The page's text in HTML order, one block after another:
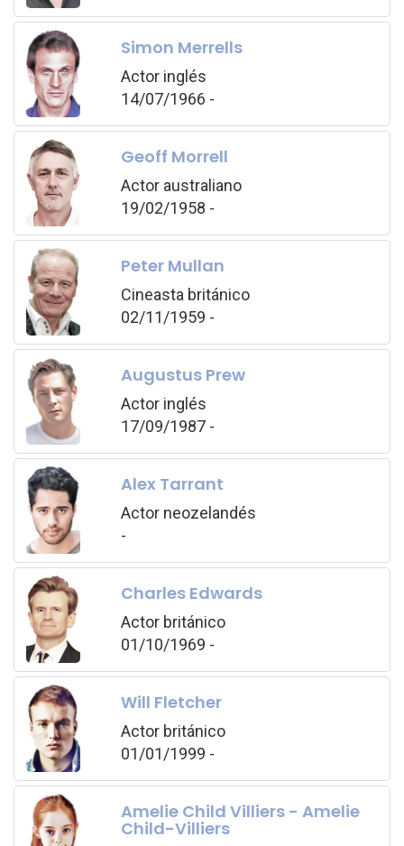
Simon Merrells
Actor inglés
14/07/1966 -
Geoff Morrell
Actor australiano
19/02/1958 -
Peter Mullan
Cineasta británico
02/11/1959 -
Augustus Prew
Actor inglés
17/09/1987 -
Alex Tarrant
Actor neozelandés
-
Charles Edwards
Actor británico
01/10/1969 -
Will Fletcher
Actor británico
01/01/1999 -
Amelie Child Villiers - Amelie
Child-Villiers